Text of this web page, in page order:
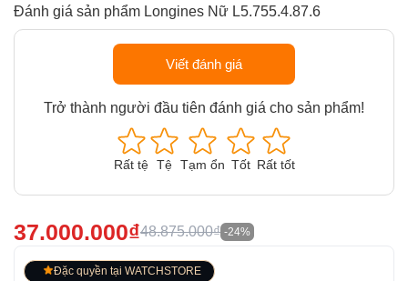
Đánh giá sản phẩm Longines Nữ L5.755.4.87.6
Viết đánh giá
Trở thành người đầu tiên đánh giá cho sản phẩm!
Rất tệ Tệ Tạm ổn Tốt Rất tốt
37.000.000₫48.875.000₫ -24%
Đặc quyền tại WATCHSTORE